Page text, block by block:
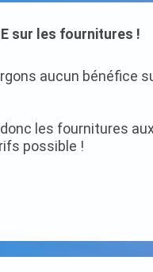
sur les fournitures !
aucun bénéfice
les fournitures
possible !